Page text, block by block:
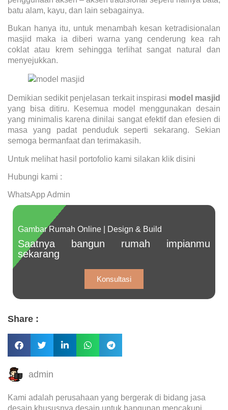
batu alam, kayu, dan lain sebagainya.
Bukan hanya itu, untuk menambah kesan ketradisionalan
masjid maka ia diberi warna yang cenderung kea rah
coklat atau krem sehingga terlihat sangat natural dan
menyejukkan.
Demikian sedikit penjelasan terkait inspirasi model masjid
yang bisa ditiru. Kesemua model menggunakan desain
yang minimalis karena dinilai sangat efektif dan efesien di
masa yang padat penduduk seperti sekarang. Sekian
semoga bermanfaat dan terimakasih.
Untuk melihat hasil portofolio kami silakan klik disini
Hubungi kami :
WhatsApp Admin
Gambar Rumah Online | Design & Build
Saatnya bangun rumah impianmu
sekarang
Konsultasi
Share :
admin
Kami adalah perusahaan yang bergerak di bidang jasa